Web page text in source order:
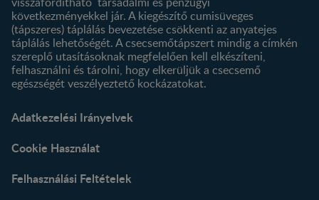
következményekkel jár. A kiegészítő cumisüveges
(tápszeres) táplálás bevezetése csökkenti az anyatejes
táplálás lehetőségét. A csecsemőtápszert mindig a címkén
szereplő utasításoknak megfelelően kell elkészíteni,
felhasználni és tárolni, hogy elkerüljük a csecsemő
egészségét veszélyeztető kockázatokat.
Adatkezelési Irányelvek
Cookie Használat
Felhasználási Feltételek